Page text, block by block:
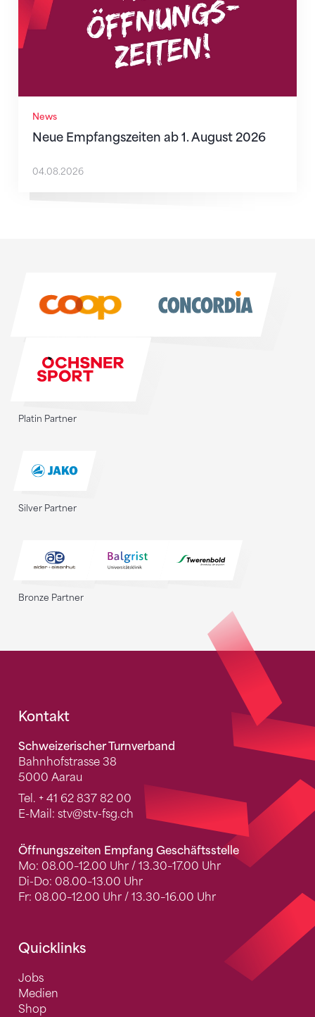
News
Neue Empfangszeiten ab 1. August 2026
04.08.2026
Platin Partner
Silver Partner
Bronze Partner
Fusszeile
Kontakt
Schweizerischer Turnverband
Bahnhofstrasse 38
5000 Aarau
Tel. + 41 62 837 82 00
E-Mail: stv@stv-fsg.ch
Öffnungszeiten Empfang Geschäftsstelle
Mo: 08.00–12.00 Uhr / 13.30–17.00 Uhr
Di-Do: 08.00–13.00 Uhr
Fr: 08.00–12.00 Uhr / 13.30–16.00 Uhr
Quicklinks
Jobs
Medien
Shop